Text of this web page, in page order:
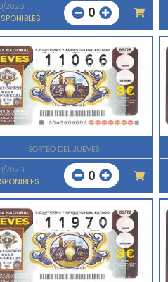
2026
0
SORTEO DEL JUEVES
2026
0